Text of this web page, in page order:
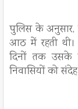
पुलिस के अनुसार,
आठ में रहती थी।
दिनों तक उसके
निवासियों को